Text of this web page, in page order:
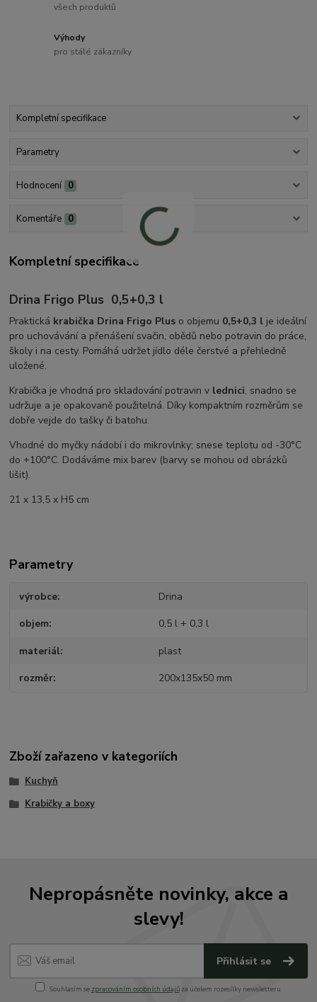
všech produktů
Výhody
pro stálé zákazníky
Kompletní specifikace
Parametry
Hodnocení 0
Komentáře 0
Kompletní specifikace
Drina Frigo Plus 0,5+0,3 l
Praktická krabička Drina Frigo Plus o objemu 0,5+0,3 l je ideální
pro uchovávání a přenášení svačin, obědů nebo potravin do práce,
školy i na cesty. Pomáhá udržet jídlo déle čerstvé a přehledně
uložené.
Krabička je vhodná pro skladování potravin v lednici, snadno se
udržuje a je opakovaně použitelná. Díky kompaktním rozměrům se
dobře vejde do tašky či batohu.
Vhodné do myčky nádobí i do mikrovlnky; snese teplotu od -30°C
do +100°C. Dodáváme mix barev (barvy se mohou od obrázků
lišit).
21 x 13,5 x H5 cm
Parametry
výrobce Drina
objem 0,5 l + 0,3 l
materiál plast
rozměr 200x135x50 mm
Zboží zařazeno v kategoriích
Kuchyň
Krabičky a boxy
Nepropásněte novinky, akce a
slevy!
Přihlásit se
Souhlasím se zpracováním osobních údajůza účelem rozesílky newsletteru.